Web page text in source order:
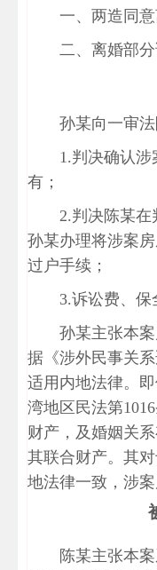
一、两造同意
二、离婚部分
孙某向一审法
1.判决确认
有；
2.判决陈某在
孙某办理将涉案
过户手续；
3.诉讼费、保
孙某主张本
据《涉外民事关
适用内地法律。
湾地区民法第
财产，及婚姻关
其联合财产。其
地法律一致，涉案
陈某主张本